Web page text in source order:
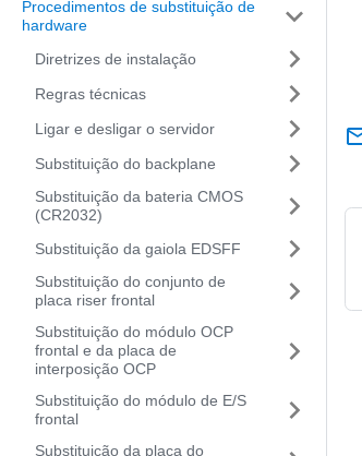
Procedimentos de substituição de
hardware
Diretrizes de instalação
Regras técnicas
Ligar e desligar o servidor
Substituição do backplane
Substituição da bateria CMOS
(CR2032)
Substituição da gaiola EDSFF
Substituição do conjunto de
placa riser frontal
Substituição do módulo OCP
frontal e da placa de
interposição OCP
Substituição do módulo de E/S
frontal
Substituição da placa do